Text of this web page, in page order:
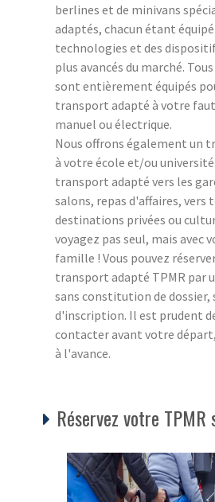
berlines et de minivans
adaptés, chacun étant équipé
technologies et des
plus avancés du marché.
sont entièrement équipés
transport adapté à votre
manuel ou électrique.
Nous offrons également un
à votre école et/ou
transport adapté vers les
salons, repas d'affaires, vers
destinations privées ou
voyagez pas seul, mais avec
famille ! Vous pouvez
transport adapté TPMR par
sans constitution de dossier,
d'inscription. Il est prudent
contacter avant votre
à l'avance.
Réservez votre TPMR